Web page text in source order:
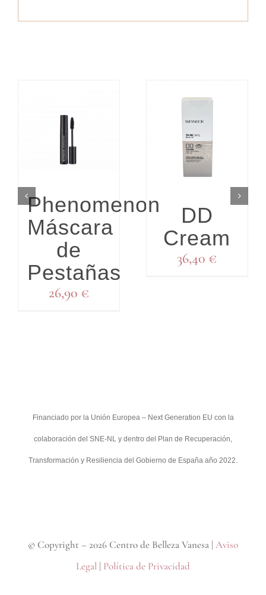
Phenomenon
Máscara
de
Pestañas
26,90 €
DETALLES
DD
Cream
36,40 €
Financiado por la Unión Europea – Next Generation EU con la
colaboración del SNE-NL y dentro del Plan de Recuperación,
Transformación y Resiliencia del Gobierno de España año 2022.
© Copyright – 2026 Centro de Belleza Vanesa | Aviso
Legal | Política de Privacidad